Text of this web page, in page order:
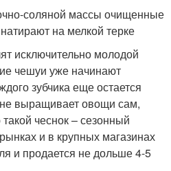
соляной массы очищенные
на мелкой терке
исключительно молодой
чешуи уже начинают
зубчика еще остается
не выращивает овощи сам,
чеснок – сезонный
и в крупных магазинах
и продается не дольше 4-5